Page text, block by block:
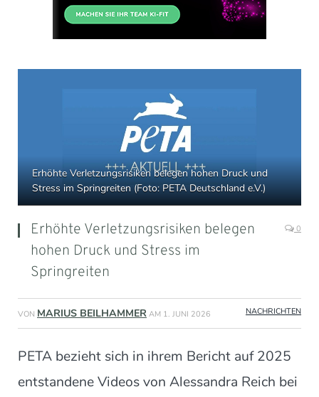
Erhöhte Verletzungsrisiken belegen hohen Druck und
Stress im Springreiten (Foto: PETA Deutschland e.V.)
Erhöhte Verletzungsrisiken belegen
hohen Druck und Stress im
Springreiten
0
VON MARIUS BEILHAMMER AM 1. JUNI 2026 NACHRICHTEN
PETA bezieht sich in ihrem Bericht auf 2025
entstandene Videos von Alessandra Reich bei